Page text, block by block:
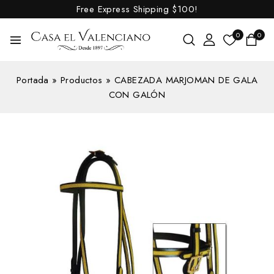
Free Express Shipping $100!
0 0
Portada »Productos » CABEZADA MARJOMAN DE GALA
CON GALÓN